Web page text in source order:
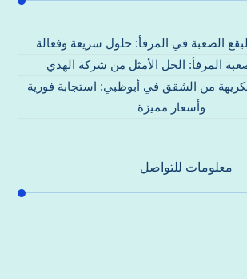
الصعبة في المرفأ: حلول سريعة وفعالة
المرفأ: الحل الأمثل من شركة الهدي
الكريهة من الشقق في أبوظبي: استجابة فورية
وأسعار مميزة
معلومات للتواصل